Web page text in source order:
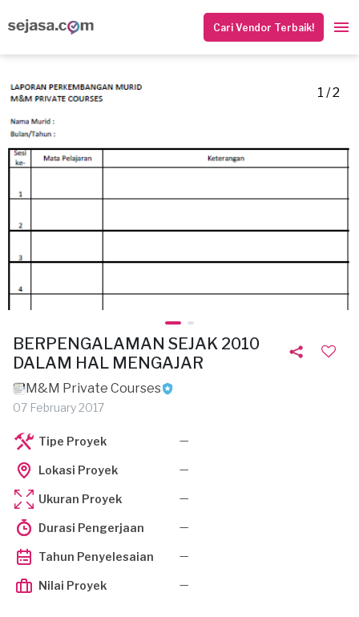
Cari Vendor Terbaik!
1 / 2
BERPENGALAMAN SEJAK 2010
DALAM HAL MENGAJAR
M&M Private Courses
07 February 2017
Tipe Proyek —
Lokasi Proyek —
Ukuran Proyek —
Durasi Pengerjaan —
Tahun Penyelesaian —
Nilai Proyek —